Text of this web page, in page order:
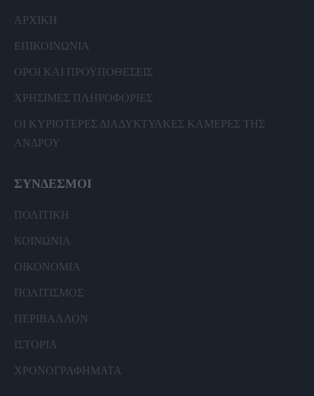
ΑΡΧΙΚΗ
ΕΠΙΚΟΙΝΩΝΙΑ
ΟΡΟΙ ΚΑΙ ΠΡΟΫΠΟΘΕΣΕΙΣ
ΧΡΗΣΙΜΕΣ ΠΛΗΡΟΦΟΡΙΕΣ
ΟΙ ΚΥΡΙΟΤΕΡΕΣ ΔΙΑΔΥΚΤΥΑΚΕΣ ΚΑΜΕΡΕΣ ΤΗΣ
ΑΝΔΡΟΥ
ΣΥΝΔΕΣΜΟΙ
ΠΟΛΙΤΙΚΗ
ΚΟΙΝΩΝΙΑ
ΟΙΚΟΝΟΜΙΑ
ΠΟΛΙΤΙΣΜΟΣ
ΠΕΡΙΒΑΛΛΟΝ
ΙΣΤΟΡΙΑ
ΧΡΟΝΟΓΡΑΦΗΜΑΤΑ